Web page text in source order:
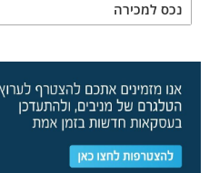
נכס למכירה